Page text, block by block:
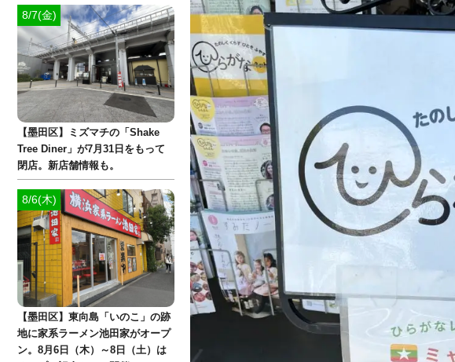
8/7(金)
【墨田区】ミズマチの「Shake
Tree Diner」が7月31日をもって
閉店。新店舗情報も。
8/6(木)
【墨田区】東向島「いのこ」の跡
地に家系ラーメン池田家がオープ
ン。8月6日（木）～8日（土）は